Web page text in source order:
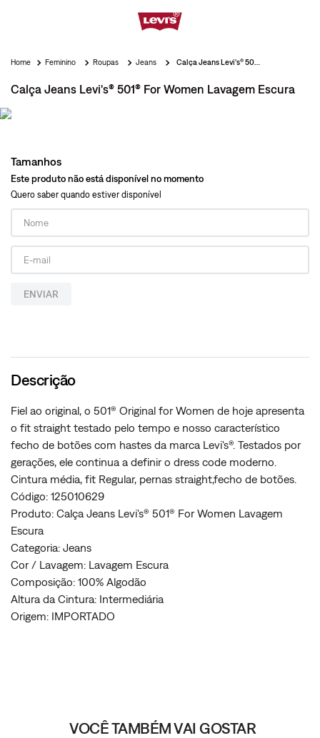
Feminino Roupas Jeans
Calça Jeans Levi's® 501® For Women Lavagem Escura
Tamanhos
Este produto não está disponível no momento
Quero saber quando estiver disponível
ENVIAR
Descrição
Fiel ao original, o 501® Original for Women de hoje apresenta
o fit straight testado pelo tempo e nosso característico
fecho de botões com hastes da marca Levi's®. Testados por
gerações, ele continua a definir o dress code moderno.
Cintura média, fit Regular, pernas straight,fecho de botões.
Código: 125010629
Produto: Calça Jeans Levi's® 501® For Women Lavagem
Escura
Categoria: Jeans
Cor / Lavagem: Lavagem Escura
Composição: 100% Algodão
Altura da Cintura: Intermediária
Origem: IMPORTADO
VOCÊ TAMBÉM VAI GOSTAR